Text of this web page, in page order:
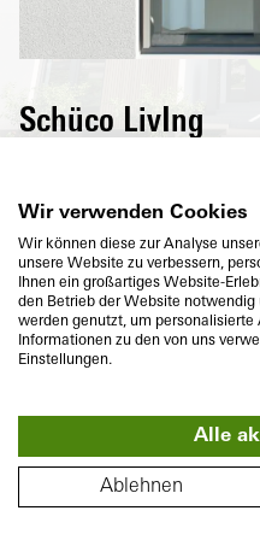
PLANLÖSNING
Schüco LivIng
energikostnader
maximal komfort
designvarianter.
Monteringsdjup
82mm
Wir verwenden Cookies
Wir können diese zur Analyse
unsere Website zu verbessern,
Ihnen ein großartiges Website-
den Betrieb der Website notwendig
werden genutzt, um
Informationen zu den von uns
Einstellungen.
Alle
Ablehnen